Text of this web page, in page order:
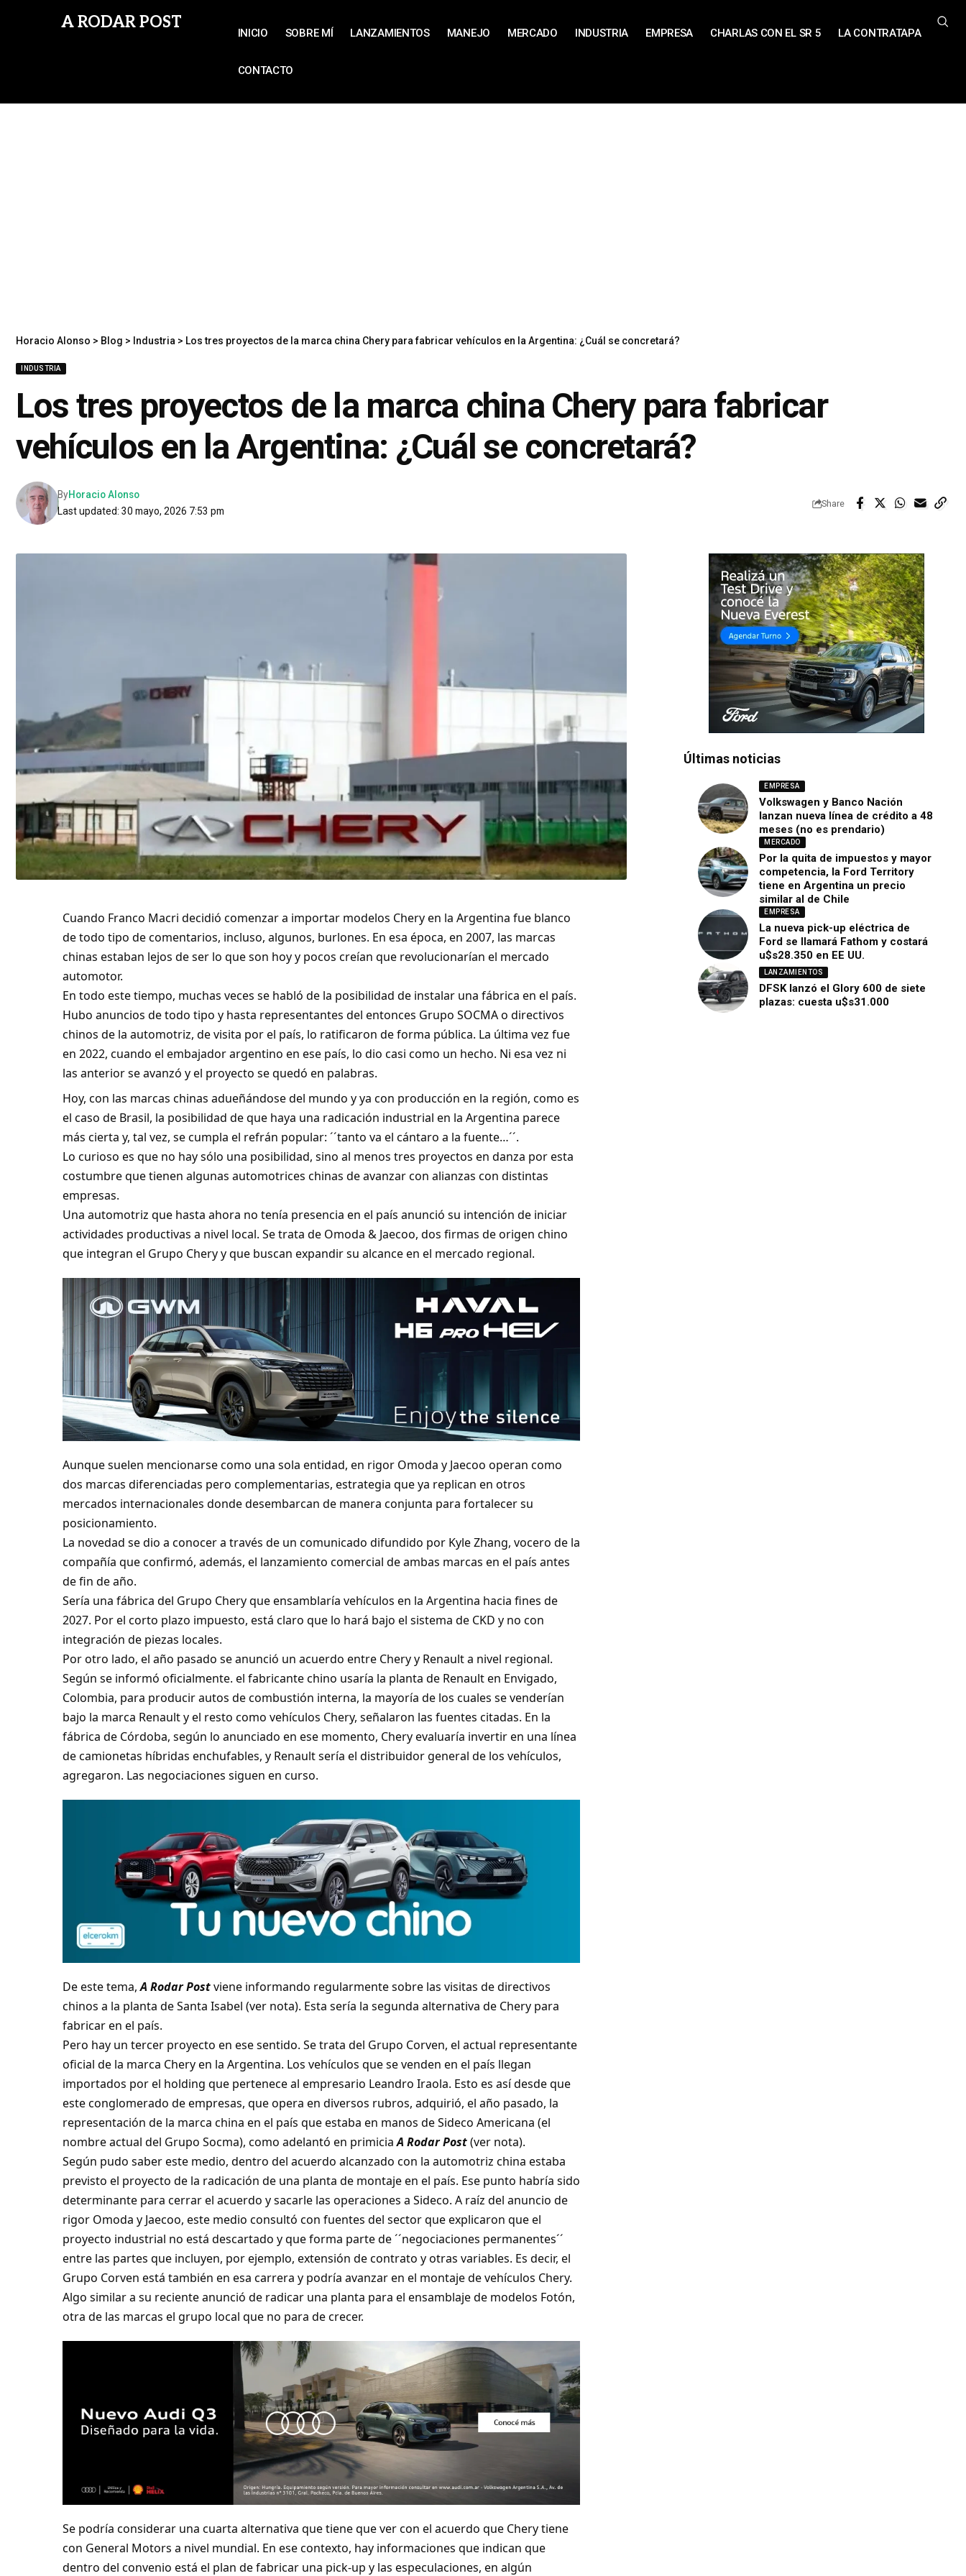
A RODAR POST
INICIO SOBRE MÍ LANZAMIENTOS MANEJO MERCADO INDUSTRIA EMPRESA CHARLAS CON EL SR 5 LA CONTRATAPA
CONTACTO
Horacio Alonso > Blog > Industria > Los tres proyectos de la marca china Chery para fabricar vehículos en la Argentina: ¿Cuál se concretará?
INDUSTRIA
Los tres proyectos de la marca china Chery para fabricar
vehículos en la Argentina: ¿Cuál se concretará?
Last updated: 30 mayo, 2026 7:53 pm
ByHoracio Alonso
Share
Cuando Franco Macri decidió comenzar a importar modelos Chery en la Argentina fue blanco
de todo tipo de comentarios, incluso, algunos, burlones. En esa época, en 2007, las marcas
chinas estaban lejos de ser lo que son hoy y pocos creían que revolucionarían el mercado
automotor.
En todo este tiempo, muchas veces se habló de la posibilidad de instalar una fábrica en el país.
Hubo anuncios de todo tipo y hasta representantes del entonces Grupo SOCMA o directivos
chinos de la automotriz, de visita por el país, lo ratificaron de forma pública. La última vez fue
en 2022, cuando el embajador argentino en ese país, lo dio casi como un hecho. Ni esa vez ni
las anterior se avanzó y el proyecto se quedó en palabras.
Hoy, con las marcas chinas adueñándose del mundo y ya con producción en la región, como es
el caso de Brasil, la posibilidad de que haya una radicación industrial en la Argentina parece
más cierta y, tal vez, se cumpla el refrán popular: ´´tanto va el cántaro a la fuente…´´.
Lo curioso es que no hay sólo una posibilidad, sino al menos tres proyectos en danza por esta
costumbre que tienen algunas automotrices chinas de avanzar con alianzas con distintas
empresas.
Una automotriz que hasta ahora no tenía presencia en el país anunció su intención de iniciar
actividades productivas a nivel local. Se trata de Omoda & Jaecoo, dos firmas de origen chino
que integran el Grupo Chery y que buscan expandir su alcance en el mercado regional.
Aunque suelen mencionarse como una sola entidad, en rigor Omoda y Jaecoo operan como
dos marcas diferenciadas pero complementarias, estrategia que ya replican en otros
mercados internacionales donde desembarcan de manera conjunta para fortalecer su
posicionamiento.
La novedad se dio a conocer a través de un comunicado difundido por Kyle Zhang, vocero de la
compañía que confirmó, además, el lanzamiento comercial de ambas marcas en el país antes
de fin de año.
Sería una fábrica del Grupo Chery que ensamblaría vehículos en la Argentina hacia fines de
2027. Por el corto plazo impuesto, está claro que lo hará bajo el sistema de CKD y no con
integración de piezas locales.
Por otro lado, el año pasado se anunció un acuerdo entre Chery y Renault a nivel regional.
Según se informó oficialmente. el fabricante chino usaría la planta de Renault en Envigado,
Colombia, para producir autos de combustión interna, la mayoría de los cuales se venderían
bajo la marca Renault y el resto como vehículos Chery, señalaron las fuentes citadas. En la
fábrica de Córdoba, según lo anunciado en ese momento, Chery evaluaría invertir en una línea
de camionetas híbridas enchufables, y Renault sería el distribuidor general de los vehículos,
agregaron. Las negociaciones siguen en curso.
De este tema,A Rodar Postviene informando regularmente sobre las visitas de directivos
chinos a la planta de Santa Isabel (ver nota). Esta sería la segunda alternativa de Chery para
fabricar en el país.
Pero hay un tercer proyecto en ese sentido. Se trata del Grupo Corven, el actual representante
oficial de la marca Chery en la Argentina. Los vehículos que se venden en el país llegan
importados por el holding que pertenece al empresario Leandro Iraola. Esto es así desde que
este conglomerado de empresas, que opera en diversos rubros, adquirió, el año pasado, la
representación de la marca china en el país que estaba en manos de Sideco Americana (el
nombre actual del Grupo Socma), como adelantó en primiciaA Rodar Post(ver nota).
Según pudo saber este medio, dentro del acuerdo alcanzado con la automotriz china estaba
previsto el proyecto de la radicación de una planta de montaje en el país. Ese punto habría sido
determinante para cerrar el acuerdo y sacarle las operaciones a Sideco. A raíz del anuncio de
rigor Omoda y Jaecoo, este medio consultó con fuentes del sector que explicaron que el
proyecto industrial no está descartado y que forma parte de ´´negociaciones permanentes´´
entre las partes que incluyen, por ejemplo, extensión de contrato y otras variables. Es decir, el
Grupo Corven está también en esa carrera y podría avanzar en el montaje de vehículos Chery.
Algo similar a su reciente anunció de radicar una planta para el ensamblaje de modelos Fotón,
otra de las marcas el grupo local que no para de crecer.
Se podría considerar una cuarta alternativa que tiene que ver con el acuerdo que Chery tiene
con General Motors a nivel mundial. En ese contexto, hay informaciones que indican que
dentro del convenio está el plan de fabricar una pick-up y las especulaciones, en algún
Últimas noticias
EMPRESA
Volkswagen y Banco Nación
lanzan nueva línea de crédito a 48
meses (no es prendario)
MERCADO
Por la quita de impuestos y mayor
competencia, la Ford Territory
tiene en Argentina un precio
similar al de Chile
EMPRESA
La nueva pick-up eléctrica de
Ford se llamará Fathom y costará
u$s28.350 en EE UU.
LANZAMIENTOS
DFSK lanzó el Glory 600 de siete
plazas: cuesta u$s31.000